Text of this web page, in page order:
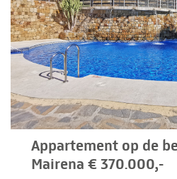
Appartement op de
Mairena € 370.000,-